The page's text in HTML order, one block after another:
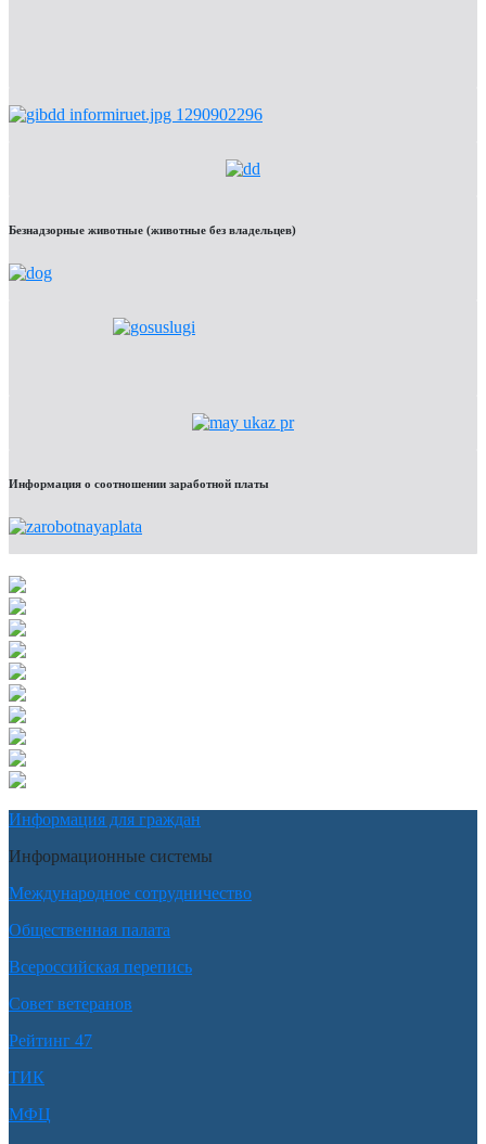
Безнадзорные животные (животные без владельцев)
Информация о соотношении заработной платы
Информация для граждан
Информационные системы
Международное сотрудничество
Общественная палата
Всероссийская перепись
Совет ветеранов
Рейтинг 47
ТИК
МФЦ